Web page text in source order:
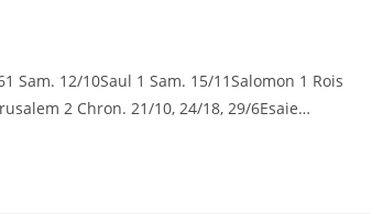
Sam. 12/10Saul 1 Sam. 15/11Salomon 1 Rois
2 Chron. 21/10, 24/18, 29/6Esaie…